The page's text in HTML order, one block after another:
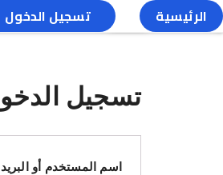
الرئيسية تسجيل الدخول
تسجيل
اسم المستخدم أو البريد